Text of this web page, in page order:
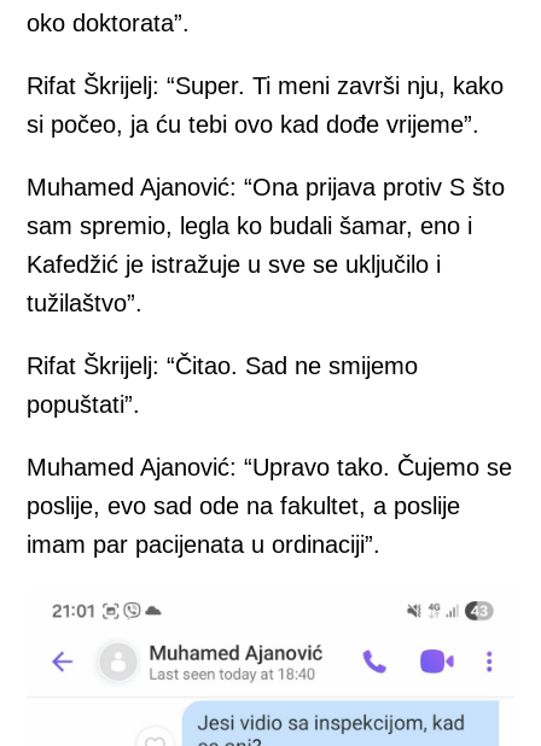
oko doktorata”.
Rifat Škrijelj: “Super. Ti meni završi nju, kako
si počeo, ja ću tebi ovo kad dođe vrijeme”.
Muhamed Ajanović: “Ona prijava protiv S što
sam spremio, legla ko budali šamar, eno i
Kafedžić je istražuje u sve se uključilo i
tužilaštvo”.
Rifat Škrijelj: “Čitao. Sad ne smijemo
popuštati”.
Muhamed Ajanović: “Upravo tako. Čujemo se
poslije, evo sad ode na fakultet, a poslije
imam par pacijenata u ordinaciji”.